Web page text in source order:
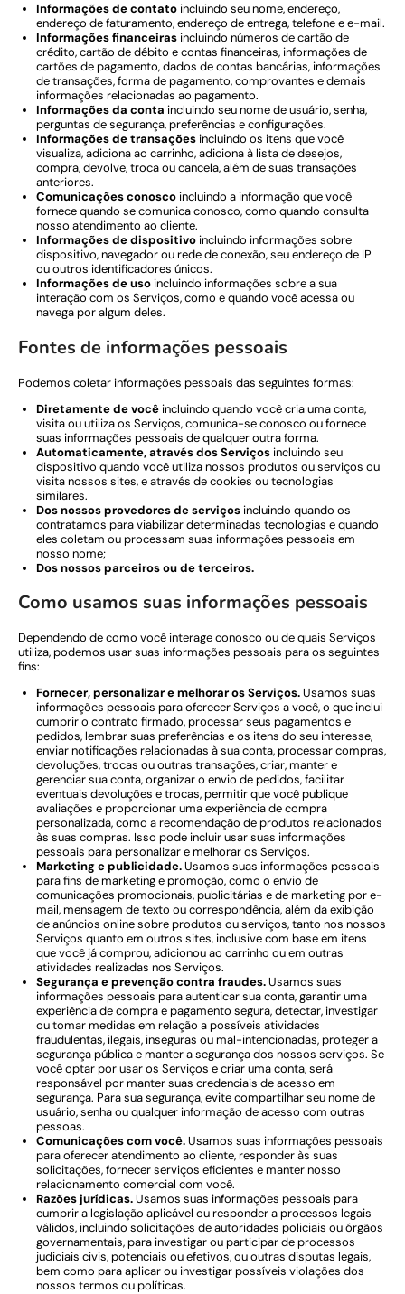
Informações de contato incluindo seu nome, endereço,
endereço de faturamento, endereço de entrega, telefone e e-mail.
Informações financeiras incluindo números de cartão de
crédito, cartão de débito e contas financeiras, informações de
cartões de pagamento, dados de contas bancárias, informações
de transações, forma de pagamento, comprovantes e demais
informações relacionadas ao pagamento.
Informações da conta incluindo seu nome de usuário, senha,
perguntas de segurança, preferências e configurações.
Informações de transações incluindo os itens que você
visualiza, adiciona ao carrinho, adiciona à lista de desejos,
compra, devolve, troca ou cancela, além de suas transações
anteriores.
Comunicações conosco incluindo a informação que você
fornece quando se comunica conosco, como quando consulta
nosso atendimento ao cliente.
Informações de dispositivo incluindo informações sobre
dispositivo, navegador ou rede de conexão, seu endereço de IP
ou outros identificadores únicos.
Informações de uso incluindo informações sobre a sua
interação com os Serviços, como e quando você acessa ou
navega por algum deles.
Fontes de informações pessoais
Podemos coletar informações pessoais das seguintes formas:
Diretamente de você incluindo quando você cria uma conta,
visita ou utiliza os Serviços, comunica-se conosco ou fornece
suas informações pessoais de qualquer outra forma.
Automaticamente, através dos Serviços incluindo seu
dispositivo quando você utiliza nossos produtos ou serviços ou
visita nossos sites, e através de cookies ou tecnologias
similares.
Dos nossos provedores de serviços incluindo quando os
contratamos para viabilizar determinadas tecnologias e quando
eles coletam ou processam suas informações pessoais em
nosso nome;
Dos nossos parceiros ou de terceiros.
Como usamos suas informações pessoais
Dependendo de como você interage conosco ou de quais Serviços
utiliza, podemos usar suas informações pessoais para os seguintes
fins:
Fornecer, personalizar e melhorar os Serviços.Usamos suas
informações pessoais para oferecer Serviços a você, o que inclui
cumprir o contrato firmado, processar seus pagamentos e
pedidos, lembrar suas preferências e os itens do seu interesse,
enviar notificações relacionadas à sua conta, processar compras,
devoluções, trocas ou outras transações, criar, manter e
gerenciar sua conta, organizar o envio de pedidos, facilitar
eventuais devoluções e trocas, permitir que você publique
avaliações e proporcionar uma experiência de compra
personalizada, como a recomendação de produtos relacionados
às suas compras. Isso pode incluir usar suas informações
pessoais para personalizar e melhorar os Serviços.
Marketing e publicidade.Usamos suas informações pessoais
para fins de marketing e promoção, como o envio de
comunicações promocionais, publicitárias e de marketing por e-
mail, mensagem de texto ou correspondência, além da exibição
de anúncios online sobre produtos ou serviços, tanto nos nossos
Serviços quanto em outros sites, inclusive com base em itens
que você já comprou, adicionou ao carrinho ou em outras
atividades realizadas nos Serviços.
Segurança e prevenção contra fraudes.Usamos suas
informações pessoais para autenticar sua conta, garantir uma
experiência de compra e pagamento segura, detectar, investigar
ou tomar medidas em relação a possíveis atividades
fraudulentas, ilegais, inseguras ou mal-intencionadas, proteger a
segurança pública e manter a segurança dos nossos serviços. Se
você optar por usar os Serviços e criar uma conta, será
responsável por manter suas credenciais de acesso em
segurança. Para sua segurança, evite compartilhar seu nome de
usuário, senha ou qualquer informação de acesso com outras
pessoas.
Comunicações com você.Usamos suas informações pessoais
para oferecer atendimento ao cliente, responder às suas
solicitações, fornecer serviços eficientes e manter nosso
relacionamento comercial com você.
Razões jurídicas.Usamos suas informações pessoais para
cumprir a legislação aplicável ou responder a processos legais
válidos, incluindo solicitações de autoridades policiais ou órgãos
governamentais, para investigar ou participar de processos
judiciais civis, potenciais ou efetivos, ou outras disputas legais,
bem como para aplicar ou investigar possíveis violações dos
nossos termos ou políticas.